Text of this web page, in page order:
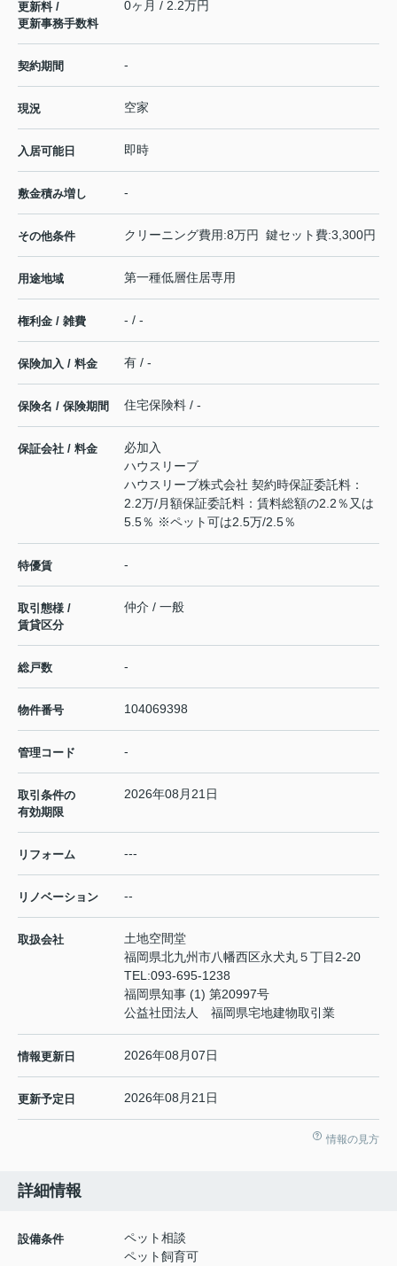
更新料 /
更新事務手数料
0ヶ月 / 2.2万円
契約期間 -
現況 空家
入居可能日 即時
敷金積み増し -
その他条件 クリーニング費用:8万円 鍵セット費:3,300円
用途地域 第一種低層住居専用
権利金 / 雑費 - / -
保険加入 / 料金 有 / -
保険名 / 保険期間 住宅保険料 / -
保証会社 / 料金
必加入
ハウスリーブ
ハウスリーブ株式会社 契約時保証委託料：
2.2万/月額保証委託料：賃料総額の2.2％又は
5.5％ ※ペット可は2.5万/2.5％
特優賃 -
取引態様 /
賃貸区分
仲介 / 一般
総戸数 -
物件番号 104069398
管理コード -
取引条件の
有効期限
2026年08月21日
リフォーム ---
リノベーション --
取扱会社
土地空間堂
福岡県北九州市八幡西区永犬丸５丁目2-20
TEL:093-695-1238
福岡県知事 (1) 第20997号
公益社団法人 福岡県宅地建物取引業
情報更新日 2026年08月07日
更新予定日 2026年08月21日
情報の見方
詳細情報
設備条件
ペット相談
ペット飼育可